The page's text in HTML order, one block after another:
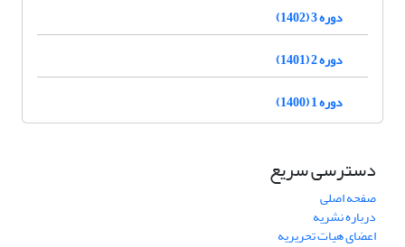
دوره 3 (1402)
دوره 2 (1401)
دوره 1 (1400)
دسترسی سریع
صفحه اصلی
درباره نشریه
اعضای هیات تحریریه